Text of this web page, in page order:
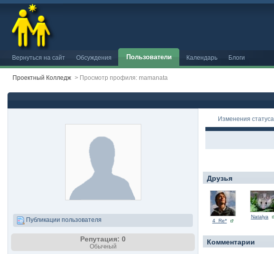
Вернуться на сайт Обсуждения Пользователи Календарь Блоги
Проектный Колледж > Просмотр профиля: mamanata
Публикации пользователя
Репутация: 0
Обычный
Изменения статуса
Друзья
4_Re*
Natalya
Комментарии